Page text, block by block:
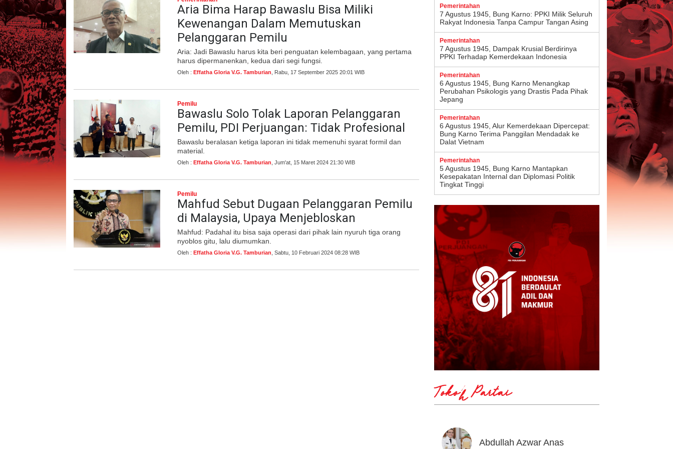
Aria Bima Harap Bawaslu Bisa Miliki
Kewenangan Dalam Memutuskan
Pelanggaran Pemilu
Aria: Jadi Bawaslu harus kita beri penguatan kelembagaan, yang pertama
harus dipermanenkan, kedua dari segi fungsi.
Oleh : Effatha Gloria V.G. Tamburian , Rabu, 17 September 2025 20:01 WIB
Pemilu
Bawaslu Solo Tolak Laporan Pelanggaran
Pemilu, PDI Perjuangan: Tidak Profesional
Bawaslu beralasan ketiga laporan ini tidak memenuhi syarat formil dan
material.
Oleh : Effatha Gloria V.G. Tamburian , Jum'at, 15 Maret 2024 21:30 WIB
Pemilu
Mahfud Sebut Dugaan Pelanggaran Pemilu
di Malaysia, Upaya Menjebloskan
Mahfud: Padahal itu bisa saja operasi dari pihak lain nyuruh tiga orang
nyoblos gitu, lalu diumumkan.
Oleh : Effatha Gloria V.G. Tamburian , Sabtu, 10 Februari 2024 08:28 WIB
Pemerintahan
7 Agustus 1945, Bung Karno: PPKI Milik Seluruh
Rakyat Indonesia Tanpa Campur Tangan Asing
Pemerintahan
7 Agustus 1945, Dampak Krusial Berdirinya
PPKI Terhadap Kemerdekaan Indonesia
Pemerintahan
6 Agustus 1945, Bung Karno Menangkap
Perubahan Psikologis yang Drastis Pada Pihak
Jepang
Pemerintahan
6 Agustus 1945, Alur Kemerdekaan Dipercepat:
Bung Karno Terima Panggilan Mendadak ke
Dalat Vietnam
Pemerintahan
5 Agustus 1945, Bung Karno Mantapkan
Kesepakatan Internal dan Diplomasi Politik
Tingkat Tinggi
Tokoh Partai
Abdullah Azwar Anas